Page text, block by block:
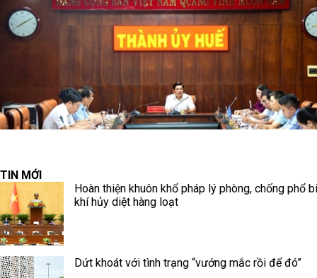
TIN MỚI
Hoàn thiện khuôn khổ pháp lý phòng, chống phổ
khí hủy diệt hàng loạt
Dứt khoát với tình trạng “vướng mắc rồi để đó”